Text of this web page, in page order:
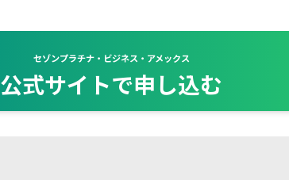
セゾンプラチナ・ビジネス・アメックス
公式サイトで申し込む